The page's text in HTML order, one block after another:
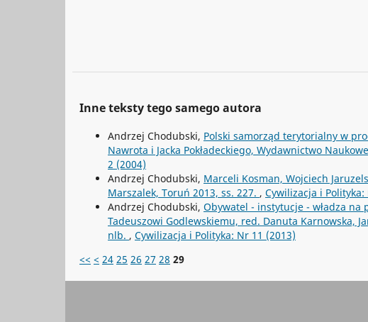
Inne teksty tego samego autora
Andrzej Chodubski, Polski samorząd terytorialny w
Nawrota i Jacka Pokładeckiego, Wydawnictwo
2 (2004)
Andrzej Chodubski, Marceli Kosman, Wojciech
Marszalek, Toruń 2013, ss. 227. , Cywilizacja i Polityka:
Andrzej Chodubski, Obywatel - instytucje - władza na
Tadeuszowi Godlewskiemu, red. Danuta Karnowska,
nlb. , Cywilizacja i Polityka: Nr 11 (2013)
<< < 24 25 26 27 28 29